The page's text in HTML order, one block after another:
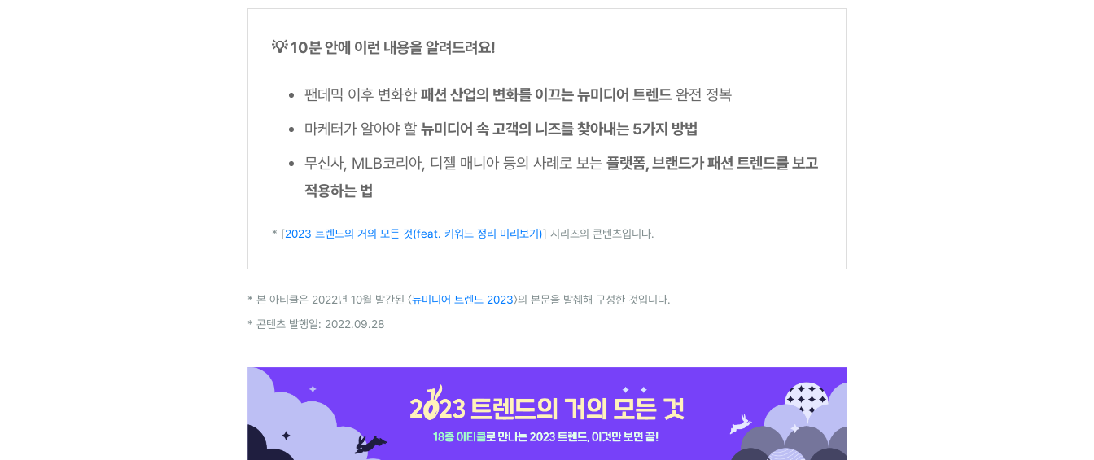
💡 10분 안에 이런 내용을 알려드려요!
팬데믹 이후 변화한 패션 산업의 변화를 이끄는 뉴미디어 트렌드 완전 정복
마케터가 알아야 할 뉴미디어 속 고객의 니즈를 찾아내는 5가지 방법
무신사, MLB코리아, 디젤 매니아 등의 사례로 보는 플랫폼, 브랜드가 패션 트렌드를 보고
적용하는 법
* [2023 트렌드의 거의 모든 것(feat. 키워드 정리 미리보기)] 시리즈의 콘텐츠입니다.
* 본 아티클은 2022년 10월 발간된 〈뉴미디어 트렌드 2023〉의 본문을 발췌해 구성한 것입니다.
* 콘텐츠 발행일: 2022.09.28